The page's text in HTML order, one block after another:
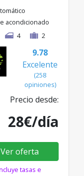
acondicionado
4 2
9.78
Excelente
(258
opiniones)
Precio desde:
28€/día
Ver oferta
tasas e